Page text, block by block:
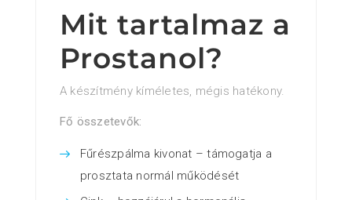
Mit tartalmaz a
Prostanol?
A készítmény kíméletes, mégis hatékony.
Fő összetevők:
Fűrészpálma kivonat – támogatja a
prosztata normál működését